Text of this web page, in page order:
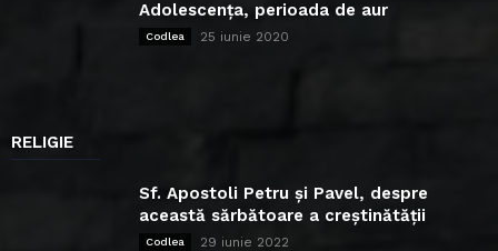
Adolescența, perioada de aur
Codlea 25 iunie 2020
RELIGIE
Sf. Apostoli Petru și Pavel, despre
această sărbătoare a creștinătății
Codlea 29 iunie 2022